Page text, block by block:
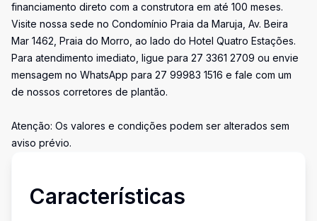
financiamento direto com a construtora em até 100 meses.
Visite nossa sede no Condomínio Praia da Maruja, Av. Beira
Mar 1462, Praia do Morro, ao lado do Hotel Quatro Estações.
Para atendimento imediato, ligue para 27 3361 2709 ou envie
mensagem no WhatsApp para 27 99983 1516 e fale com um
de nossos corretores de plantão.
Atenção: Os valores e condições podem ser alterados sem
aviso prévio.
Características